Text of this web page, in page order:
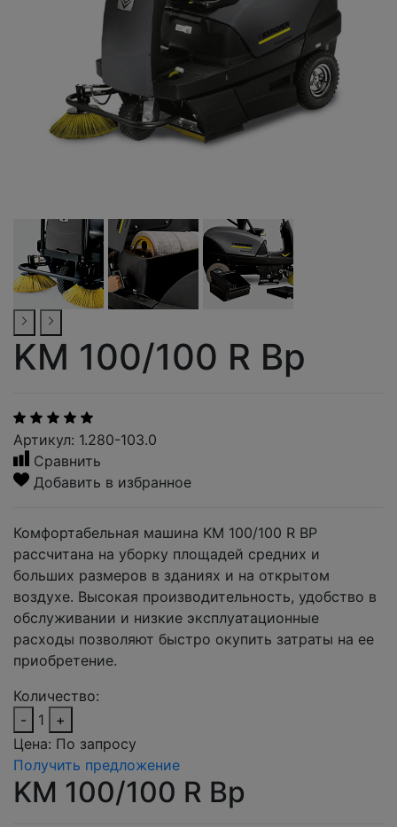
KM 100/100 R Bp
Артикул: 1.280-103.0
Сравнить
Добавить в избранное
Комфортабельная машина KM 100/100 R BP
рассчитана на уборку площадей средних и
больших размеров в зданиях и на открытом
воздухе. Высокая производительность, удобство в
обслуживании и низкие эксплуатационные
расходы позволяют быстро окупить затраты на ее
приобретение.
Количество:
-
1
+
Цена: По запросу
Получить предложение
KM 100/100 R Bp